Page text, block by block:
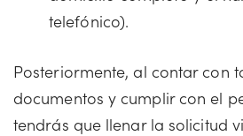
telefónico).
Posteriormente, al contar con
documentos y cumplir con el
tendrás que llenar la solicitud